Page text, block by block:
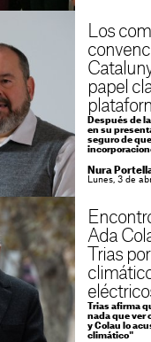
Los
papel
Después de
en su
seguro de
Nura
Lunes, 3 de
Ada
Trias
Trias afirma
nada que ver
y Colau lo
climático"